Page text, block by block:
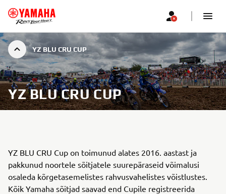
YZ BLU CRU CUP
YZ BLU CRU CUP
YZ BLU CRU Cup on toimunud alates 2016. aastast ja
pakkunud noortele sõitjatele suurepäraseid võimalusi
osaleda kõrgetasemelistes rahvusvahelistes võistlustes.
Kõik Yamaha sõitjad saavad end Cupile registreerida